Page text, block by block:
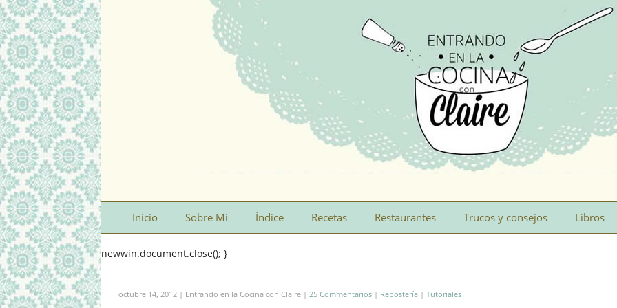
Inicio Sobre Mi Índice Recetas Restaurantes Trucos y consejos Libros
newwin.document.close(); }
octubre 14, 2012 | Entrando en la Cocina con Claire | 25 Commentarios | Repostería | Tutoriales